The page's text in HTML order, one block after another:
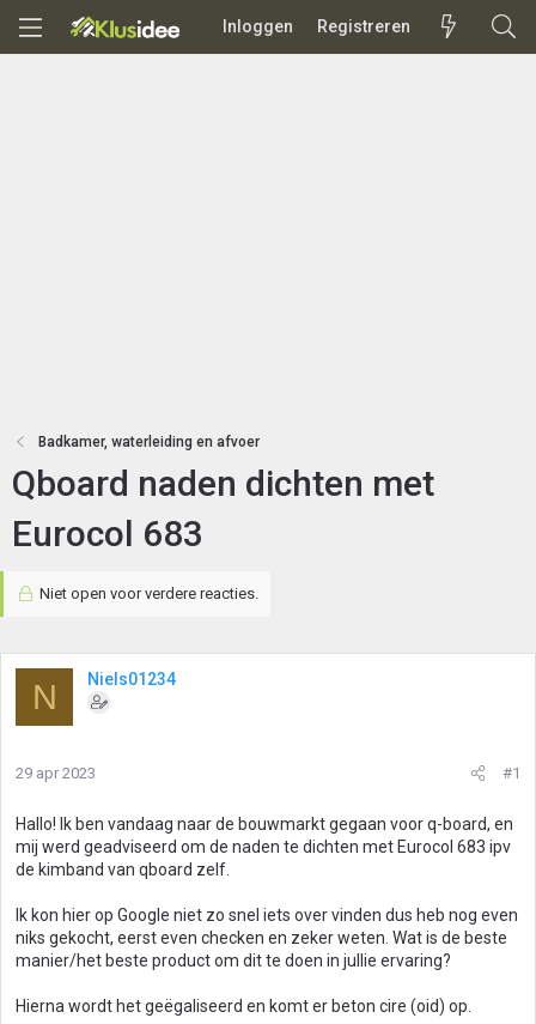
Inloggen Registreren
Badkamer, waterleiding en afvoer
Qboard naden dichten met
Eurocol 683
Niet open voor verdere reacties.
N Niels01234
29 apr 2023 #1
Hallo! Ik ben vandaag naar de bouwmarkt gegaan voor q-board, en
mij werd geadviseerd om de naden te dichten met Eurocol 683 ipv
de kimband van qboard zelf.
Ik kon hier op Google niet zo snel iets over vinden dus heb nog even
niks gekocht, eerst even checken en zeker weten. Wat is de beste
manier/het beste product om dit te doen in jullie ervaring?
Hierna wordt het geëgaliseerd en komt er beton cire (oid) op.